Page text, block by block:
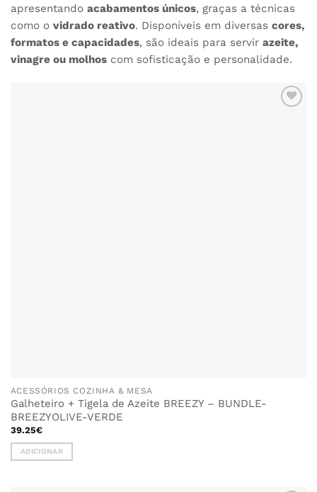
apresentando acabamentos únicos, graças a técnicas
como o vidrado reativo. Disponíveis em diversas cores,
formatos e capacidades, são ideais para servir azeite,
vinagre ou molhos com sofisticação e personalidade.
ACESSÓRIOS COZINHA & MESA
Galheteiro + Tigela de Azeite BREEZY – BUNDLE-
BREEZYOLIVE-VERDE
39.25€
ADICIONAR